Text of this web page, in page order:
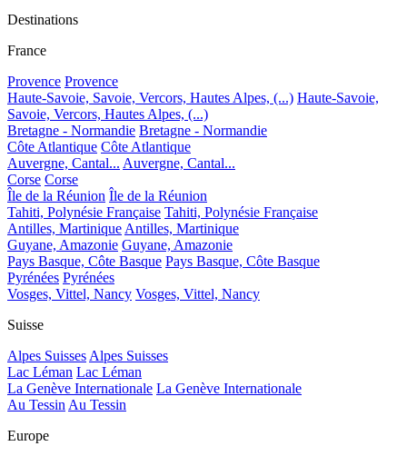
Destinations
France
Provence Provence
Haute-Savoie, Savoie, Vercors, Hautes Alpes, (...) Haute-Savoie,
Savoie, Vercors, Hautes Alpes, (...)
Bretagne - Normandie Bretagne - Normandie
Côte Atlantique Côte Atlantique
Auvergne, Cantal... Auvergne, Cantal...
Corse Corse
Île de la Réunion Île de la Réunion
Tahiti, Polynésie Française Tahiti, Polynésie Française
Antilles, MartiniqueAntilles, Martinique
Guyane, Amazonie Guyane, Amazonie
Pays Basque, Côte Basque Pays Basque, Côte Basque
Pyrénées Pyrénées
Vosges, Vittel, Nancy Vosges, Vittel, Nancy
Suisse
Alpes SuissesAlpes Suisses
Lac Léman Lac Léman
La Genève Internationale La Genève Internationale
Au TessinAu Tessin
Europe